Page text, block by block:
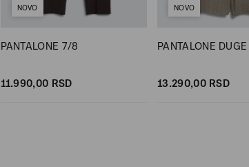
NOVO
PANTALONE 7/8
11.990,00 RSD
NOVO
PANTALONE DUGE
13.290,00 RSD